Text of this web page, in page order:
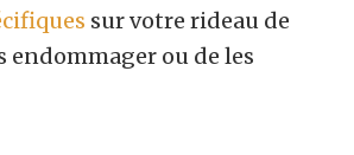
sur votre rideau de
ou de les